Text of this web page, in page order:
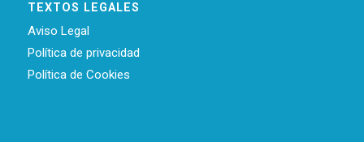
TEXTOS LEGALES
Aviso Legal
Política de privacidad
Política de Cookies